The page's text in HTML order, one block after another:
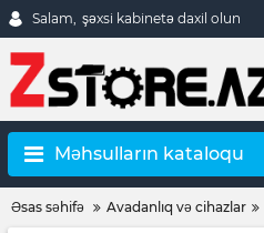
Salam, şəxsi kabinetə daxil olun
Məhsulların kataloqu
Əsas səhifə Avadanlıq və cihazlar